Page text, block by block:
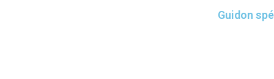
Guidon